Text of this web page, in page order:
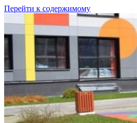
Перейти к содержимому